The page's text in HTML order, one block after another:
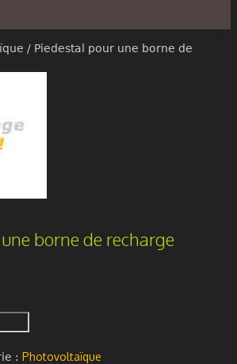
/ Piedestal pour une borne de
borne de recharge
: Photovoltaïque